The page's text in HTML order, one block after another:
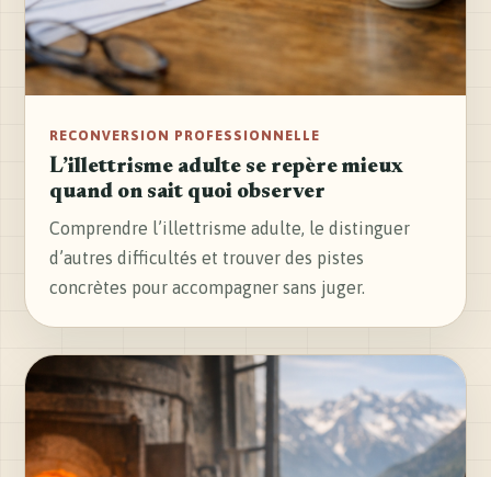
RECONVERSION PROFESSIONNELLE
L’illettrisme adulte se repère mieux
quand on sait quoi observer
Comprendre l’illettrisme adulte, le distinguer
d’autres difficultés et trouver des pistes
concrètes pour accompagner sans juger.